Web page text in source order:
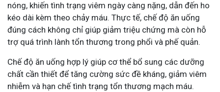
nóng, khiến tình trạng viêm ngày càng nặng, dẫn đến ho
kéo dài kèm theo chảy máu. Thực tế, chế độ ăn uống
đúng cách không chỉ giúp giảm triệu chứng mà còn hỗ
trợ quá trình lành tổn thương trong phổi và phế quản.
Chế độ ăn uống hợp lý giúp cơ thể bổ sung các dưỡng
chất cần thiết để tăng cường sức đề kháng, giảm viêm
nhiễm và hạn chế tình trạng tổn thương mạch máu.